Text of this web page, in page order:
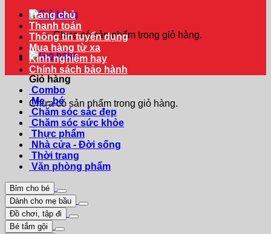
Chưa có sản phẩm trong giỏ hàng.
Giỏ hàng
Chưa có sản phẩm trong giỏ hàng.
Trang chủ
Thanh toán
Thông tin tuyển dụng
Mua hàng từ xa
Kinh nghiệm hay
Chính sách bảo hành
Combo
Mẹ - bé
Chăm sóc sác đẹp
Chăm sóc sức khỏe
Thực phẩm
Nhà cửa - Đời sống
Thời trang
Văn phòng phẩm
Bỉm cho bé
Dành cho mẹ bầu
Đồ chơi, tập đi
Bé tắm gội